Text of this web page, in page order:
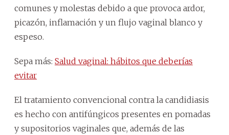
comunes y molestas debido a que provoca ardor,
picazón, inflamación y un flujo vaginal blanco y
espeso.
Sepa más: Salud vaginal: hábitos que deberías
evitar
El tratamiento convencional contra la candidiasis
es hecho con antifúngicos presentes en pomadas
y supositorios vaginales que, además de las